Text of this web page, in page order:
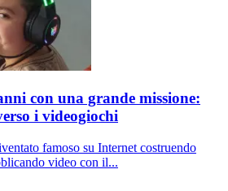
con una grande missione:
i videogiochi
famoso su Internet costruendo
video con il...